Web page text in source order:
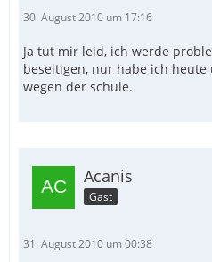
30. August 2010 um 17:16
Ja tut mir leid, ich werde
beseitigen, nur habe ich
wegen der schule.
Acanis
Gast
31. August 2010 um 00:38